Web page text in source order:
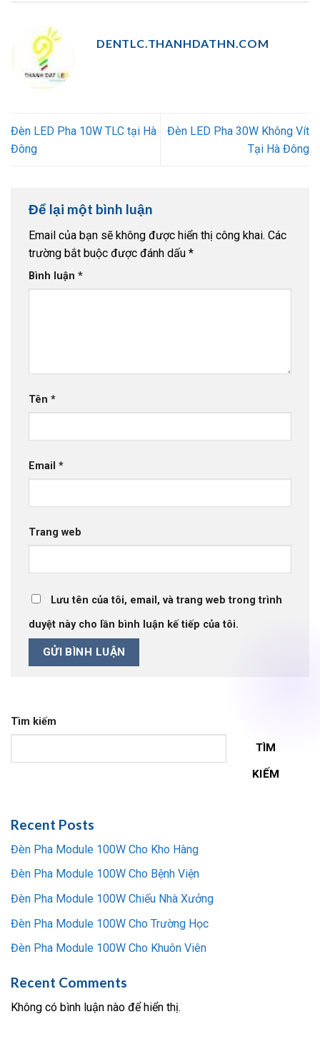
DENTLC.THANHDATHN.COM
Đèn LED Pha 10W TLC tại Hà
Đông
Đèn LED Pha 30W Không Vít
Tại Hà Đông
Để lại một bình luận
Email của bạn sẽ không được hiển thị công khai. Các
trường bắt buộc được đánh dấu *
Bình luận *
Tên *
Email *
Trang web
Lưu tên của tôi, email, và trang web trong trình
duyệt này cho lần bình luận kế tiếp của tôi.
Tìm kiếm
TÌM
KIẾM
Recent Posts
Đèn Pha Module 100W Cho Kho Hàng
Đèn Pha Module 100W Cho Bệnh Viện
Đèn Pha Module 100W Chiếu Nhà Xưởng
Đèn Pha Module 100W Cho Trường Học
Đèn Pha Module 100W Cho Khuôn Viên
Recent Comments
Không có bình luận nào để hiển thị.